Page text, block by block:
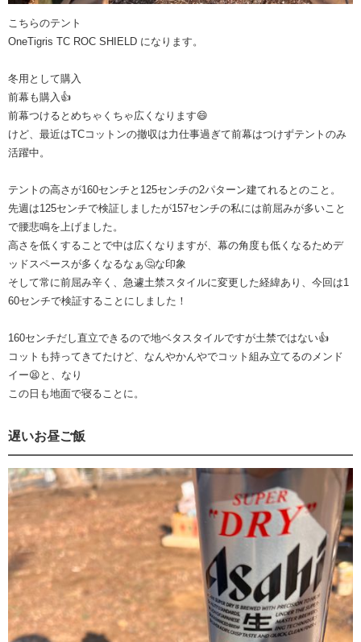
こちらのテント
OneTigris TC ROC SHIELD になります。
冬用として購入
前幕も購入👍
前幕つけるとめちゃくちゃ広くなります😄
けど、最近はTCコットンの撤収は力仕事過ぎて前幕はつけずテントのみ
活躍中。
テントの高さが160センチと125センチの2パターン建てれるとのこと。
先週は125センチで検証しましたが157センチの私には前屈みが多いこと
で腰悲鳴を上げました。
高さを低くすることで中は広くなりますが、幕の角度も低くなるためデ
ッドスペースが多くなるなぁ🤔な印象
そして常に前屈み辛く、急遽土禁スタイルに変更した経緯あり、今回は1
60センチで検証することにしました！
160センチだし直立できるので地ベタスタイルですが土禁ではない👍
コットも持ってきてたけど、なんやかんやでコット組み立てるのメンド
イー😫と、なり
この日も地面で寝ることに。
遅いお昼ご飯